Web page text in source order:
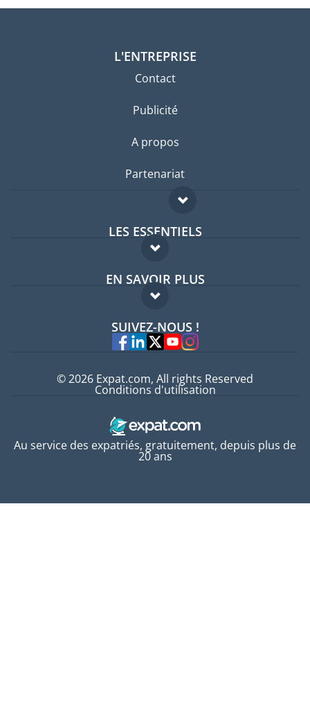
L'ENTREPRISE
Contact
Publicité
A propos
Partenariat
LES ESSENTIELS
Forum expatriés
Guides pays
EN SAVOIR PLUS
FAQ
Experts
SUIVEZ-NOUS !
Au service des expatriés, gratuitement, depuis plus de
20 ans
© 2026 Expat.com, All rights Reserved
Conditions d'utilisation